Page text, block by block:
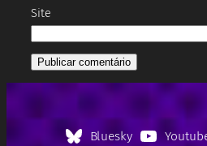
Site
Bluesky